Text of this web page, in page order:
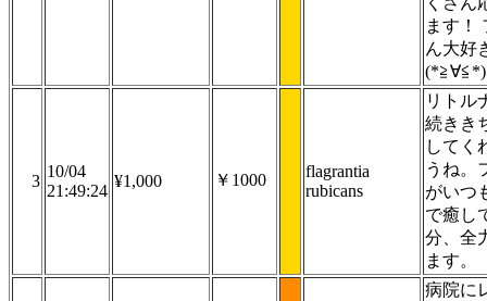
ます！
ん大好
(*≧∀≦*)
3
10/04
21:49:24
¥1,000 ￥1000
flagrantia
rubicans
リトル
続きき
してく
うね。
がいつ
で癒し
分、全
ます。
病院に